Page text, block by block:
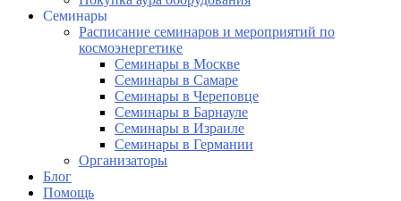
Семинары
Расписание семинаров и мероприятий по
космоэнергетике
Семинары в Москве
Семинары в Самаре
Семинары в Череповце
Семинары в Барнауле
Семинары в Израиле
Семинары в Германии
Организаторы
Блог
Помощь